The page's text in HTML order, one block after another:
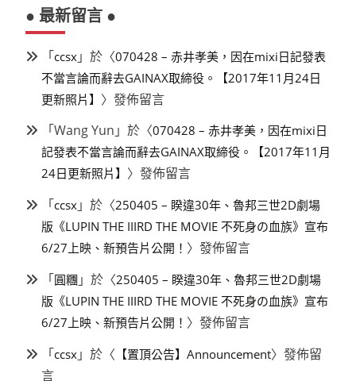
● 最新留言 ●
「ccsx 」於〈070428 – 赤井孝美，因在mixi日記發表
不當言論而辭去GAINAX取締役。【2017年11月24日
更新照片】 〉發佈留言
「Wang Yun 」於〈070428 – 赤井孝美，因在mixi日
記發表不當言論而辭去GAINAX取締役。【2017年11月
24日更新照片】 〉發佈留言
「ccsx 」於〈250405 – 睽違30年、魯邦三世2D劇場
版《LUPIN THE IIIRD THE MOVIE 不死身の血族》宣布
6/27上映、新預告片公開！ 〉發佈留言
「圓糰 」於〈250405 – 睽違30年、魯邦三世2D劇場
版《LUPIN THE IIIRD THE MOVIE 不死身の血族》宣布
6/27上映、新預告片公開！ 〉發佈留言
「ccsx 」於〈 【置頂公告】Announcement〉發佈留
言